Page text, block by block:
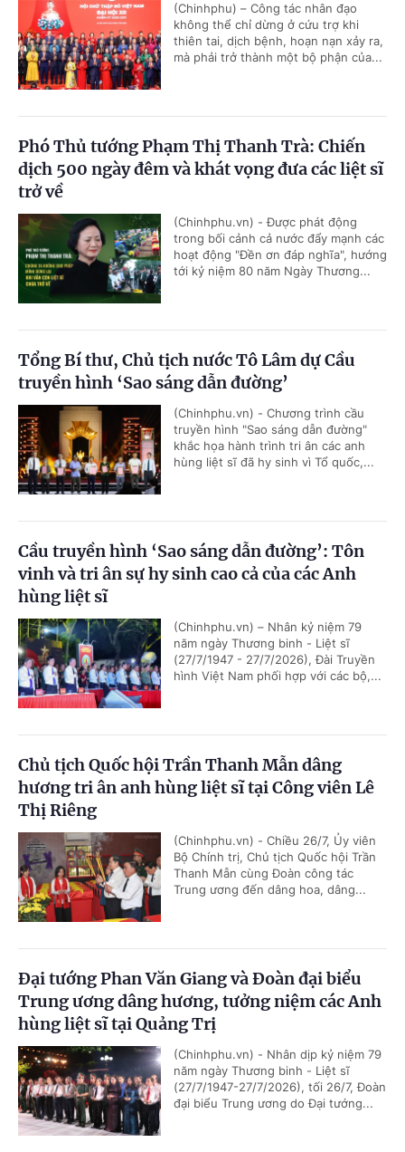
(Chinhphu) – Công tác nhân đạo
không thể chỉ dừng ở cứu trợ khi
thiên tai, dịch bệnh, hoạn nạn xảy ra,
mà phải trở thành một bộ phận của...
Phó Thủ tướng Phạm Thị Thanh Trà: Chiến
dịch 500 ngày đêm và khát vọng đưa các liệt sĩ
trở về
(Chinhphu.vn) - Được phát động
trong bối cảnh cả nước đẩy mạnh các
hoạt động "Đền ơn đáp nghĩa", hướng
tới kỷ niệm 80 năm Ngày Thương...
Tổng Bí thư, Chủ tịch nước Tô Lâm dự Cầu
truyền hình ‘Sao sáng dẫn đường’
(Chinhphu.vn) - Chương trình cầu
truyền hình "Sao sáng dẫn đường"
khắc họa hành trình tri ân các anh
hùng liệt sĩ đã hy sinh vì Tổ quốc,...
Cầu truyền hình ‘Sao sáng dẫn đường’: Tôn
vinh và tri ân sự hy sinh cao cả của các Anh
hùng liệt sĩ
(Chinhphu.vn) – Nhân kỷ niệm 79
năm ngày Thương binh - Liệt sĩ
(27/7/1947 - 27/7/2026), Đài Truyền
hình Việt Nam phối hợp với các bộ,...
Chủ tịch Quốc hội Trần Thanh Mẫn dâng
hương tri ân anh hùng liệt sĩ tại Công viên Lê
Thị Riêng
(Chinhphu.vn) - Chiều 26/7, Ủy viên
Bộ Chính trị, Chủ tịch Quốc hội Trần
Thanh Mẫn cùng Đoàn công tác
Trung ương đến dâng hoa, dâng...
Đại tướng Phan Văn Giang và Đoàn đại biểu
Trung ương dâng hương, tưởng niệm các Anh
hùng liệt sĩ tại Quảng Trị
(Chinhphu.vn) - Nhân dịp kỷ niệm 79
năm ngày Thương binh - Liệt sĩ
(27/7/1947-27/7/2026), tối 26/7, Đoàn
đại biểu Trung ương do Đại tướng...